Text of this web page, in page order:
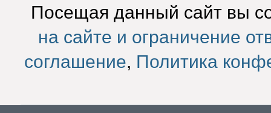
Посещая данный сайт вы
на сайте и ограничение
соглашение, Политика